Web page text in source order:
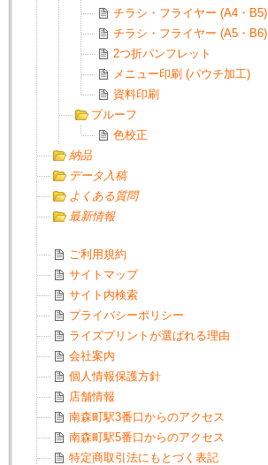
チラシ・フライヤー (A4・B5)
チラシ・フライヤー (A5・B6)
2つ折パンフレット
メニュー印刷 (パウチ加工)
資料印刷
プルーフ
色校正
納品
データ入稿
よくある質問
最新情報
ご利用規約
サイトマップ
サイト内検索
プライバシーポリシー
ライズプリントが選ばれる理由
会社案内
個人情報保護方針
店舗情報
南森町駅3番口からのアクセス
南森町駅5番口からのアクセス
特定商取引法にもとづく表記